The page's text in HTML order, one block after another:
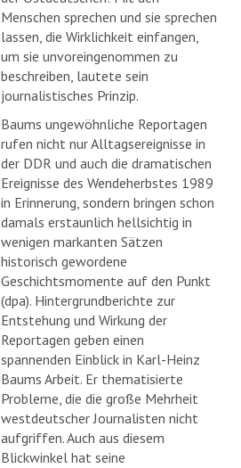
Menschen sprechen und sie sprechen
lassen, die Wirklichkeit einfangen,
um sie unvoreingenommen zu
beschreiben, lautete sein
journalistisches Prinzip.
Baums ungewöhnliche Reportagen
rufen nicht nur Alltagsereignisse in
der DDR und auch die dramatischen
Ereignisse des Wendeherbstes 1989
in Erinnerung, sondern bringen schon
damals erstaunlich hellsichtig in
wenigen markanten Sätzen
historisch gewordene
Geschichtsmomente auf den Punkt
(dpa). Hintergrundberichte zur
Entstehung und Wirkung der
Reportagen geben einen
spannenden Einblick in Karl-Heinz
Baums Arbeit. Er thematisierte
Probleme, die die große Mehrheit
westdeutscher Journalisten nicht
aufgriffen. Auch aus diesem
Blickwinkel hat seine